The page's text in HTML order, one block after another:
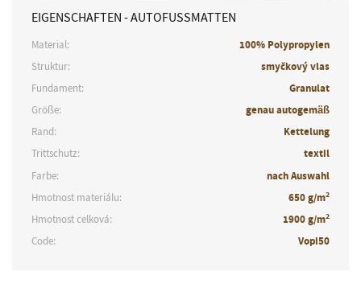
EIGENSCHAFTEN - AUTOFUSSMATTEN
Material:
100% Polypropylen
Struktur:
smyčkový vlas
Fundament:
Granulat
Größe:
genau autogemäß
Rand:
Kettelung
Trittschutz:
textil
Farbe:
nach Auswahl
Hmotnost materiálu:
650 g/m2
Hmotnost celková: 1900 g/m2
Code: Vopi50